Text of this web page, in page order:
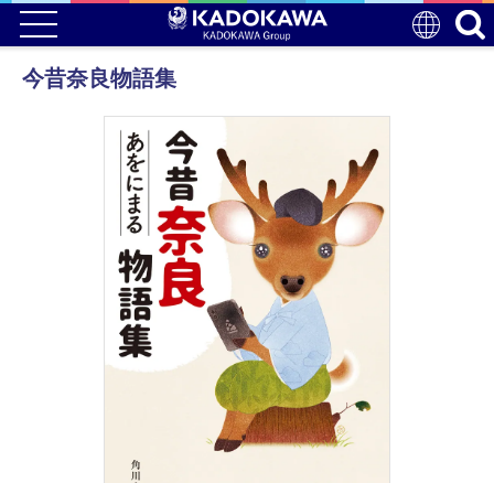
今昔奈良物語集